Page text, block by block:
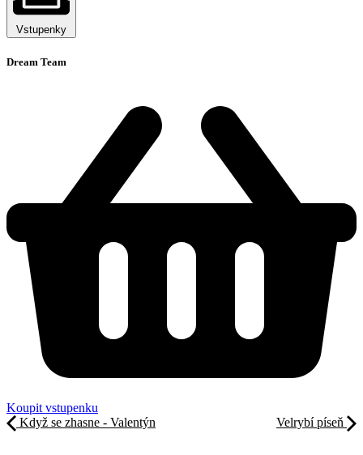
Vstupenky
Dream Team
Koupit vstupenku
Když se zhasne - Valentýn
Velrybí píseň